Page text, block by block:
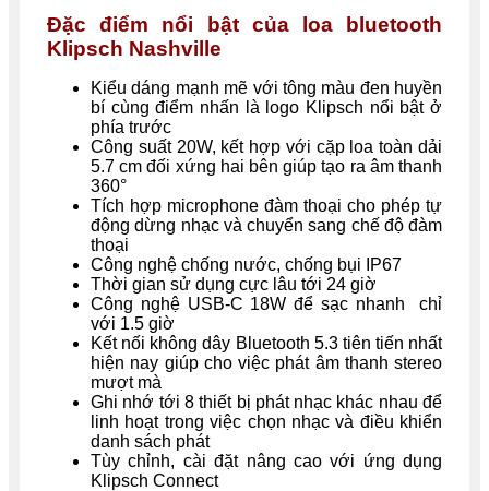
Đặc điểm nổi bật của loa bluetooth
Klipsch Nashville
Kiểu dáng mạnh mẽ với tông màu đen huyền
bí cùng điểm nhấn là logo Klipsch nổi bật ở
phía trước
Công suất 20W, kết hợp với cặp loa toàn dải
5.7 cm đối xứng hai bên giúp tạo ra âm thanh
360°
Tích hợp microphone đàm thoại cho phép tự
động dừng nhạc và chuyển sang chế độ đàm
thoại
Công nghệ chống nước, chống bụi IP67
Thời gian sử dụng cực lâu tới 24 giờ
Công nghệ USB-C 18W để sạc nhanh chỉ
với 1.5 giờ
Kết nối không dây Bluetooth 5.3 tiên tiến nhất
hiện nay giúp cho việc phát âm thanh stereo
mượt mà
Ghi nhớ tới 8 thiết bị phát nhạc khác nhau để
linh hoạt trong việc chọn nhạc và điều khiển
danh sách phát
Tùy chỉnh, cài đặt nâng cao với ứng dụng
Klipsch Connect